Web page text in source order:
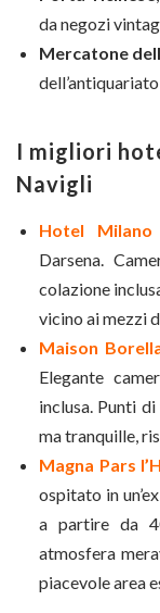
da negozi
Mercatone
I migliori
Navigli
Hotel Milano
Darsena.
colazione
vicino ai mezzi
Maison
Elegante
inclusa. Punti
ma tranquille,
Magna Pars
ospitato in
a partire da
atmosfera
piacevole area